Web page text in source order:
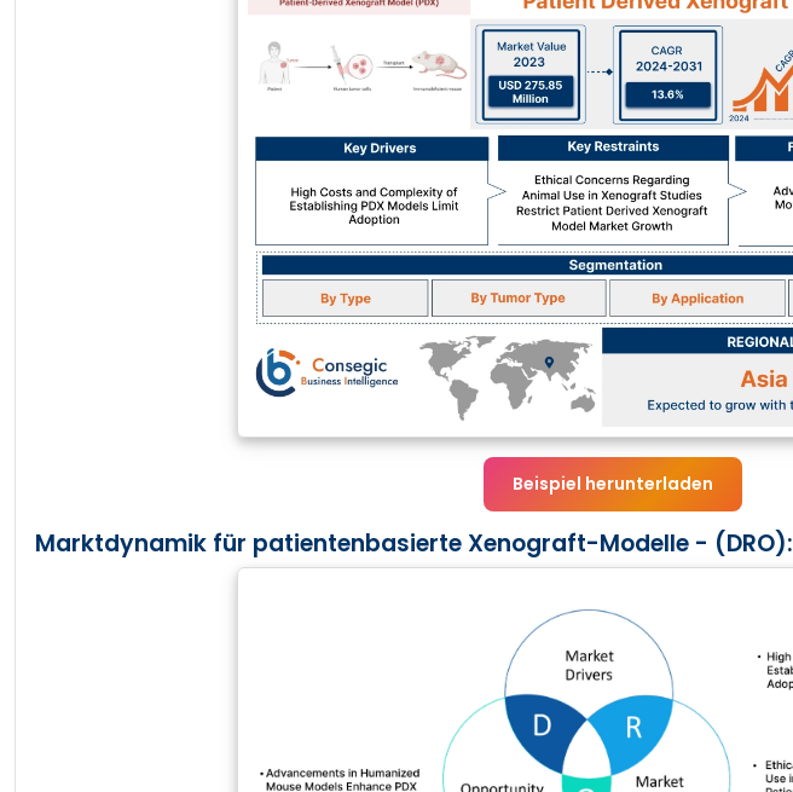
Beispiel herunterladen
Marktdynamik für patientenbasierte Xenograft-Modelle - (DRO):